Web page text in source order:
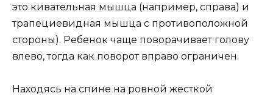
это кивательная мышца (например, справа) и
трапециевидная мышца с противоположной
стороны). Ребенок чаще поворачивает голову
влево, тогда как поворот вправо ограничен.
Находясь на спине на ровной жесткой